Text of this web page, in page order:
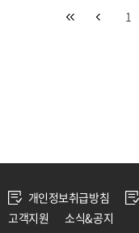
1
개인정보취급방침
고객지원
소식&공지